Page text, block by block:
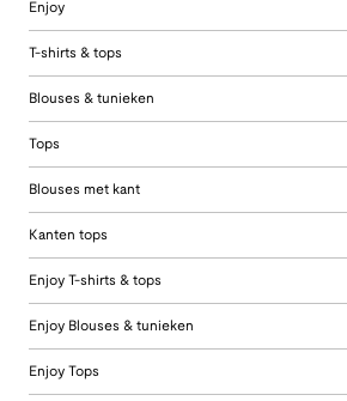
Enjoy
T-shirts & tops
Blouses & tunieken
Tops
Blouses met kant
Kanten tops
Enjoy T-shirts & tops
Enjoy Blouses & tunieken
Enjoy Tops